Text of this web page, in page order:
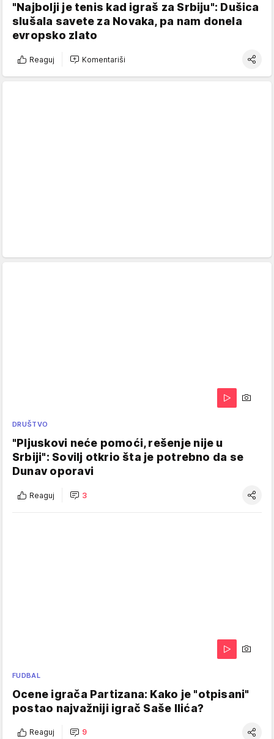
"Najbolji je tenis kad igraš za Srbiju": Dušica
slušala savete za Novaka, pa nam donela
evropsko zlato
Reaguj Komentariši
DRUŠTVO
"Pljuskovi neće pomoći, rešenje nije u
Srbiji": Sovilj otkrio šta je potrebno da se
Dunav oporavi
Reaguj 3
FUDBAL
Ocene igrača Partizana: Kako je "otpisani"
postao najvažniji igrač Saše Ilića?
Reaguj 9